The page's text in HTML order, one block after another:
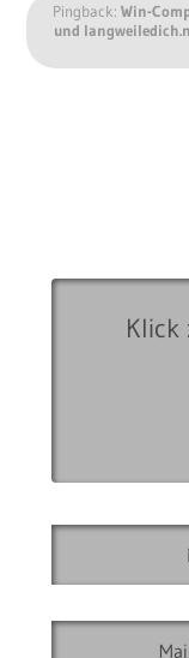
Pingback: Win-
und